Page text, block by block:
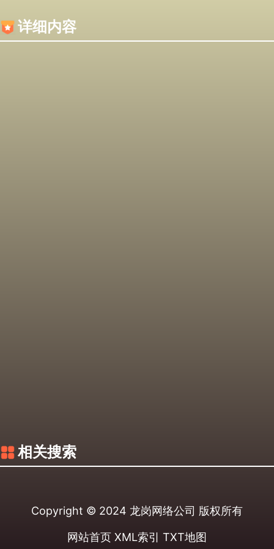
详细内容
相关搜索
Copyright © 2024 龙岗网络公司 版权所有
网站首页 XML索引 TXT地图